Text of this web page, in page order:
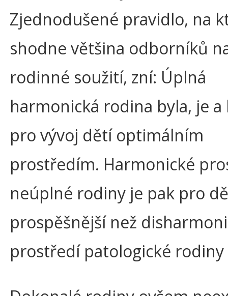
Zjednodušené pravidlo, na
shodne většina odborníků
rodinné soužití, zní: Úplná
harmonická rodina byla, je
pro vývoj dětí optimálním
prostředím. Harmonické
neúplné rodiny je pak pro
prospěšnější než
prostředí patologické